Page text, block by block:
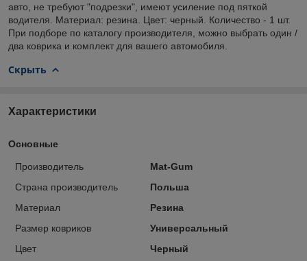
авто, не требуют "подрезки", имеют усиление под пяткой
водителя. Материал: резина. Цвет: черный. Количество - 1 шт.
При подборе по каталогу производителя, можно выбрать один /
два коврика и комплект для вашего автомобиля.
Скрыть
Характеристики
Основные
Производитель
Mat-Gum
Страна производитель
Польша
Материал
Резина
Размер ковриков
Универсальный
Цвет
Черный